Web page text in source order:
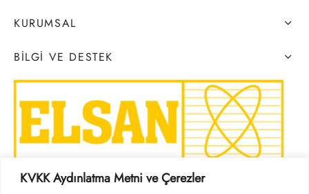
KVKK Aydınlatma Metni ve Çerezler
KURUMSAL
BILGI VE DESTEK
SOSYAL MEDYA